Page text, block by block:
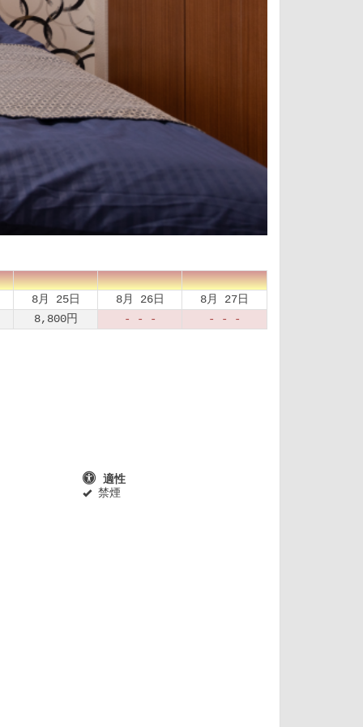
8月 25日 8月 26日
8月 27日
8,800円 - - - - - -
適性
禁煙